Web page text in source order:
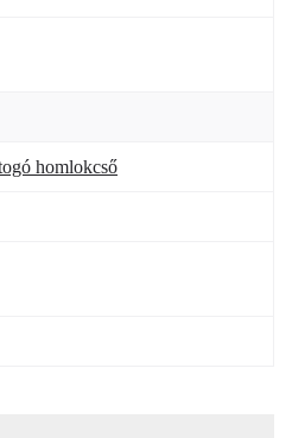
homlokcső